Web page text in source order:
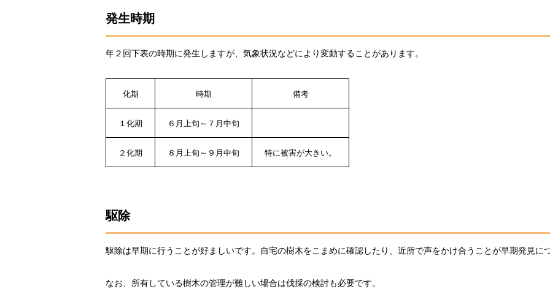
発生時期
年２回下表の時期に発生しますが、気象状況などにより変動することがあります。
化期 時期 備考
１化期 ６月上旬～７月中旬
２化期 ８月上旬～９月中旬 特に被害が大きい。
駆除
駆除は早期に行うことが好ましいです。自宅の樹木をこまめに確認したり、近所で声をかけ合うことが早期発見に
なお、所有している樹木の管理が難しい場合は伐採の検討も必要です。